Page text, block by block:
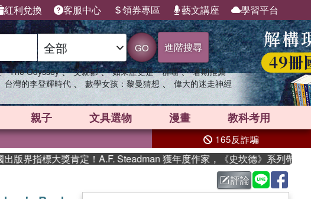
紅利兌換 客服中心 領券專區 藝文講座 學習平台
GO 進階搜尋
The Odyssey 、 父親節 、 如果歷史是一群喵 、 暑期推薦
台灣的李登輝時代 、 數學女孩：黎曼猜想 、 偉大的迷走神經
親子 文具選物 漫畫 教科考用
165反詐騙
界指標大獎肯定！A.F. Steadman 獲年度作家，《史坎德》系列帶你踏上
評論